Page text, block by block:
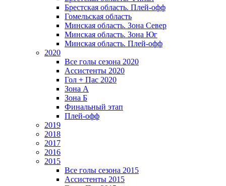
Брестская область. Плей-офф
Гомельская область
Минская область. Зона Север
Минская область. Зона Юг
Минская область. Плей-офф
2020
Все голы сезона 2020
Ассистенты 2020
Гол + Пас 2020
Зона А
Зона Б
Финальный этап
Плей-офф
2019
2018
2017
2016
2015
Все голы сезона 2015
Ассистенты 2015